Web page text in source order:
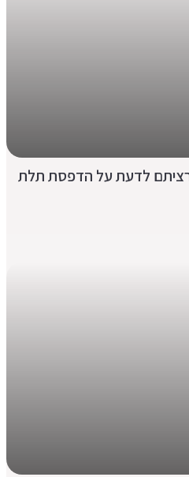
לדעת על הדפסת תלת